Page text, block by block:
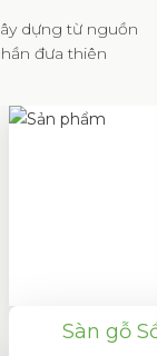
dựng từ nguồn
đưa thiên
Sàn gỗ